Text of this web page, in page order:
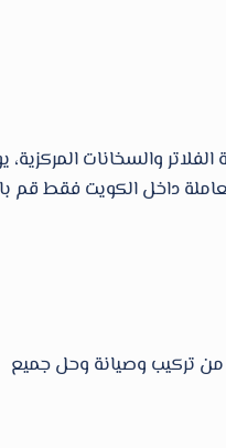
والسخانات المركزية،
داخل الكويت فقط قم
تركيب وصيانة وحل جميع